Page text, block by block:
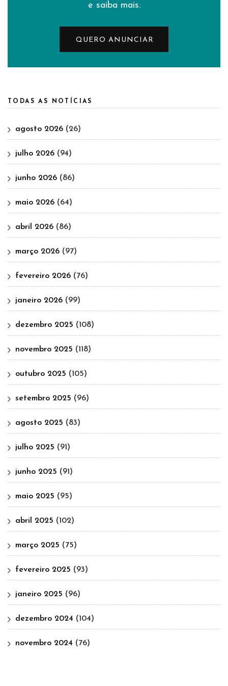
e saiba mais.
QUERO ANUNCIAR
TODAS AS NOTÍCIAS
agosto 2026 (26)
julho 2026 (94)
junho 2026 (86)
maio 2026 (64)
abril 2026 (86)
março 2026 (97)
fevereiro 2026 (76)
janeiro 2026 (99)
dezembro 2025 (108)
novembro 2025 (118)
outubro 2025 (105)
setembro 2025 (96)
agosto 2025 (83)
julho 2025 (91)
junho 2025 (91)
maio 2025 (95)
abril 2025 (102)
março 2025 (75)
fevereiro 2025 (93)
janeiro 2025 (96)
dezembro 2024 (104)
novembro 2024 (76)